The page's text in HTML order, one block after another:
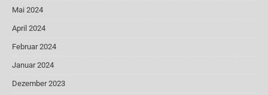
Mai 2024
April 2024
Februar 2024
Januar 2024
Dezember 2023